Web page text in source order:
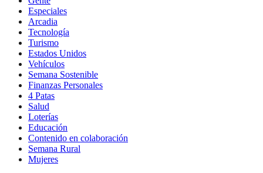
Especiales
Arcadia
Tecnología
Turismo
Estados Unidos
Vehículos
Semana Sostenible
Finanzas Personales
4 Patas
Salud
Loterías
Educación
Contenido en colaboración
Semana Rural
Mujeres